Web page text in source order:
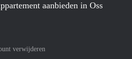
aanbieden in Oss
verwijderen